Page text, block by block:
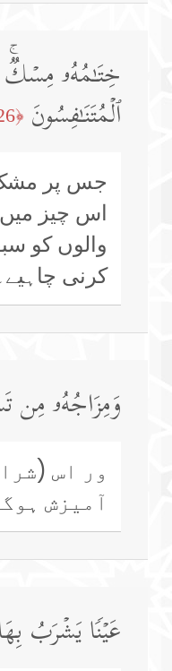
خِتَـٰمُهُۥ مِسۡكࣱۚ
ٱلۡمُتَنَـٰفِسُونَ ﴿26﴾
جس پر
اس چیز
والوں کو
کرنی
وَمِزَاجُهُۥ مِن
ور اس
آمیزش
عَیۡنࣰا یَشۡرَبُ